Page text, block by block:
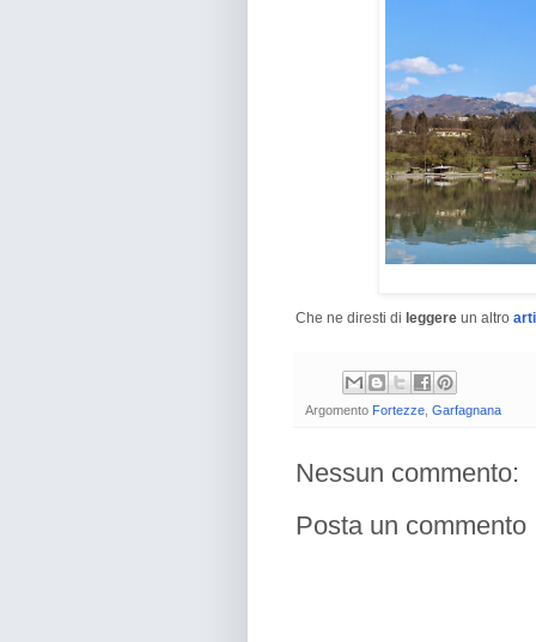
Che ne diresti di leggere un altro
Argomento Fortezze Garfagnana
Nessun commento:
Posta un commento